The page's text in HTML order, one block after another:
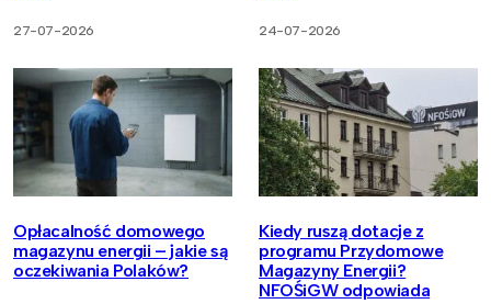
27-07-2026 24-07-2026
Opłacalność domowego
magazynu energii – jakie są
oczekiwania Polaków?
Kiedy ruszą dotacje z
programu Przydomowe
Magazyny Energii?
NFOŚiGW odpowiada